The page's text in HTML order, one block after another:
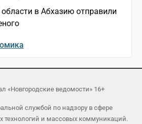
в Абхазию отправили
«Новгородские ведомости» 16+
службой по надзору в сфере
технологий и массовых коммуникаций.